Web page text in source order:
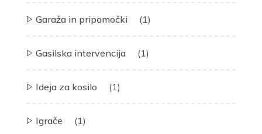
Garaža in pripomočki (1)
Gasilska intervencija (1)
Ideja za kosilo (1)
Igrače (1)